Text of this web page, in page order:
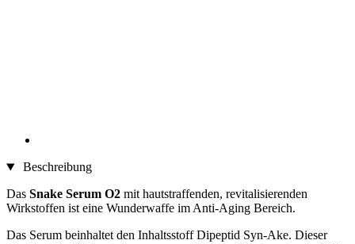
Beschreibung
Das Snake Serum O2 mit hautstraffenden, revitalisierenden
Wirkstoffen ist eine Wunderwaffe im Anti-Aging Bereich.
Das Serum beinhaltet den Inhaltsstoff Dipeptid Syn-Ake. Dieser